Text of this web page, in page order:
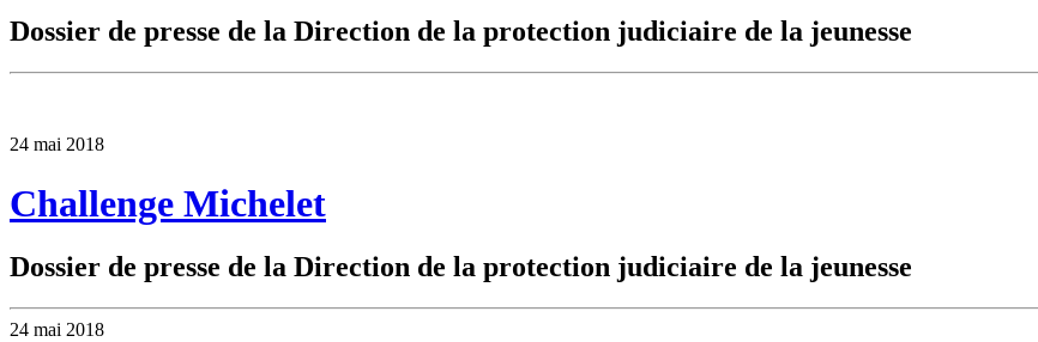
Dossier de presse de la Direction de la protection judiciaire de la jeunesse
24 mai 2018
Challenge Michelet
Dossier de presse de la Direction de la protection judiciaire de la jeunesse
24 mai 2018